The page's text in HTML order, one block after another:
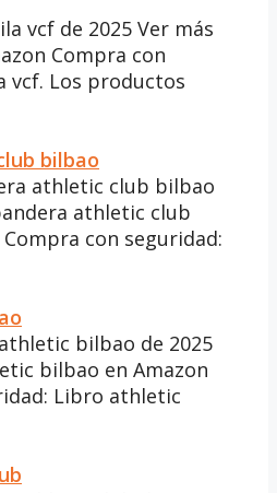
vcf de 2025 Ver más
Compra con
vcf. Los productos
bilbao
athletic club bilbao
athletic club
con seguridad:
bilbao de 2025
bilbao en Amazon
Libro athletic